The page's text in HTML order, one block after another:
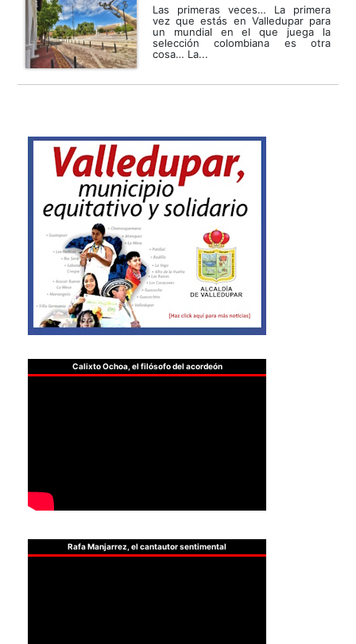
Las primeras veces… La primera
vez que estás en Valledupar para
un mundial en el que juega la
selección colombiana es otra
cosa… La...
Calixto Ochoa, el filósofo del acordeón
Rafa Manjarrez, el cantautor sentimental